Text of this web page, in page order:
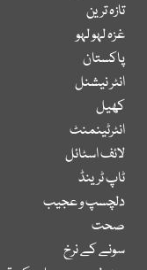
تازہ ترین
غزہ لہو لہو
پاکستان
انٹر نیشنل
کھیل
انٹرٹینمنٹ
لائف اسٹائل
ٹاپ ٹرینڈ
دلچسپ و عجیب
صحت
سونے کے نرخ